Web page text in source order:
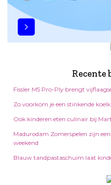
Recente
Fissler M5 Pro-Ply brengt
Zo voorkom je een stinkende
Ook kinderen eten culinair bij
Madurodam Zomerspelen zijn
weekend
Blauw tandpastaschuim laat